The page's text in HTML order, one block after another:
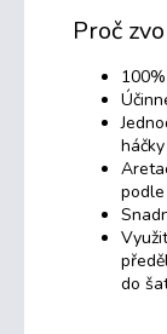
Proč
do